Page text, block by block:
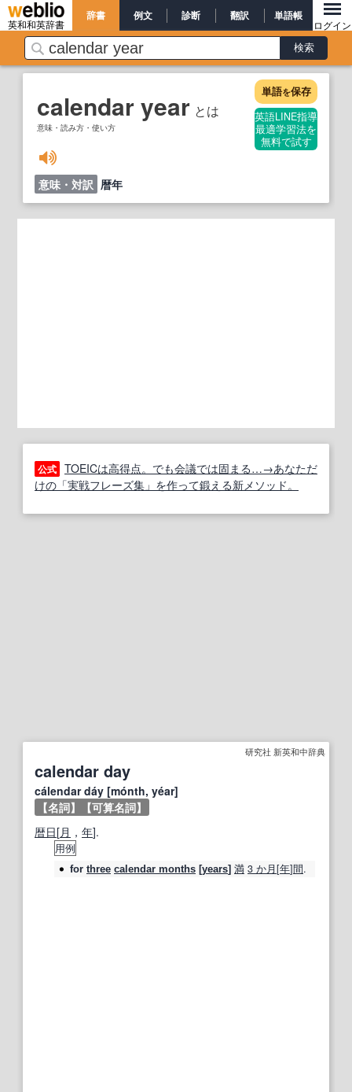
英和和英辞書
辞書 例文 診断 翻訳 単語帳
ログイン
calendar year とは
意味・読み方・使い方
単語を保存
英語LINE指導
最適学習法を
無料で試す
意味・対訳 暦年
公式 TOEICは高得点。でも会議では固まる…→あなただ
けの「実戦フレーズ集」を作って鍛える新メソッド。
研究社 新英和中辞典
calendar day
cálendar dáy [mónth, yéar]
【名詞】
【可算名詞】
暦日[月 ， 年].
用例
for three calendar months [years] 満 3 か月[年]間.